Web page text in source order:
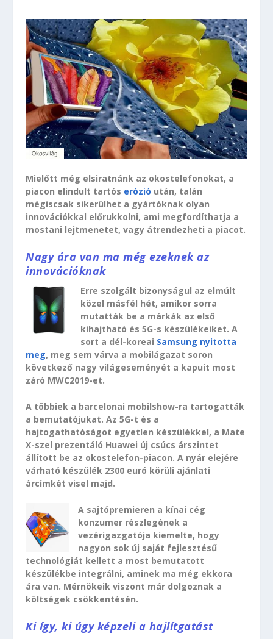
Mielőtt még elsiratnánk az okostelefonokat, a
piacon elindult tartós erózió után, talán
mégiscsak sikerülhet a gyártóknak olyan
innovációkkal előrukkolni, ami megfordíthatja a
mostani lejtmenetet, vagy átrendezheti a piacot.
Nagy ára van ma még ezeknek az
innovációknak
Erre szolgált bizonyságul az elmúlt
közel másfél hét, amikor sorra
mutatták be a márkák az első
kihajtható és 5G-s készülékeiket. A
sort a dél-koreai Samsung nyitotta
meg, meg sem várva a mobilágazat soron
következő nagy világeseményét a kapuit most
záró MWC2019-et.
A többiek a barcelonai mobilshow-ra tartogatták
a bemutatójukat. Az 5G-t és a
hajtogathatóságot egyetlen készülékkel, a Mate
X-szel prezentáló Huawei új csúcs árszintet
állított be az okostelefon-piacon. A nyár elejére
várható készülék 2300 euró körüli ajánlati
árcímkét visel majd.
A sajtópremieren a kínai cég
konzumer részlegének a
vezérigazgatója kiemelte, hogy
nagyon sok új saját fejlesztésű
technológiát kellett a most bemutatott
készülékbe integrálni, aminek ma még ekkora
ára van. Mérnökeik viszont már dolgoznak a
költségek csökkentésén.
Ki így, ki úgy képzeli a hajlítgatást